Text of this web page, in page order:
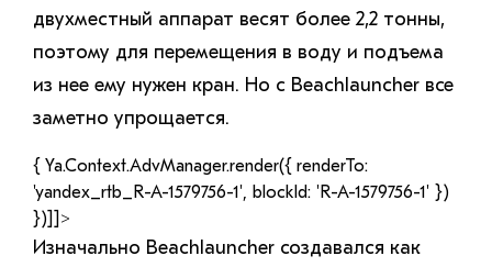
двухместный аппарат весят более 2,2 тонны,
поэтому для перемещения в воду и подъема
из нее ему нужен кран. Но с Beachlauncher все
заметно упрощается.
{ Ya.Context.AdvManager.render({ renderTo:
'yandex_rtb_R-A-1579756-1', blockId: 'R-A-1579756-1' })
})]]>
Изначально Beachlauncher создавался как